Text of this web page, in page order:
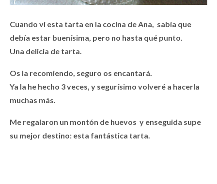
Cuando vi esta tarta en la cocina de Ana, sabía que
debía estar buenísima, pero no hasta qué punto.
Una delicia de tarta.
Os la recomiendo, seguro os encantará.
Ya la he hecho 3 veces, y segurísimo volveré a hacerla
muchas más.
Me regalaron un montón de huevos y enseguida supe
su mejor destino: esta fantástica tarta.